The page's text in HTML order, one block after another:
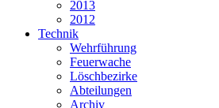
2013
2012
Technik
Wehrführung
Feuerwache
Löschbezirke
Abteilungen
Archiv